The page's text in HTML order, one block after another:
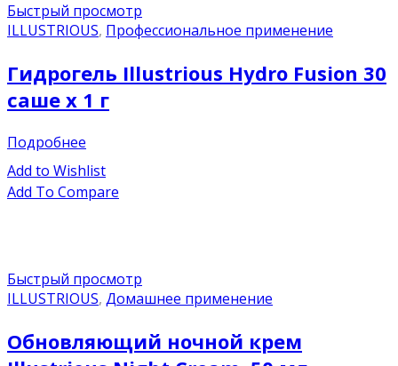
Быстрый просмотр
ILLUSTRIOUS, Профессиональное применение
Гидрогель Illustrious Hydro Fusion 30
саше х 1 г
Подробнее
Add to Wishlist
Add To Compare
Быстрый просмотр
ILLUSTRIOUS, Домашнее применение
Обновляющий ночной крем